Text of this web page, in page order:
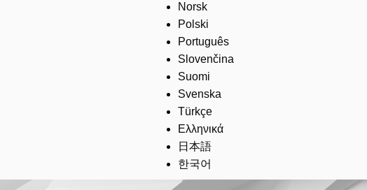
Norsk
Polski
Português
Slovenčina
Suomi
Svenska
Türkçe
Ελληνικά
日本語
한국어